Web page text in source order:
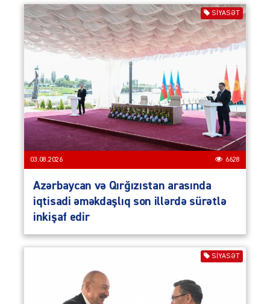
SIYASƏT
03.08.2026 6628
Azərbaycan və Qırğızıstan arasında
iqtisadi əməkdaşlıq son illərdə sürətlə
inkişaf edir
SIYASƏT